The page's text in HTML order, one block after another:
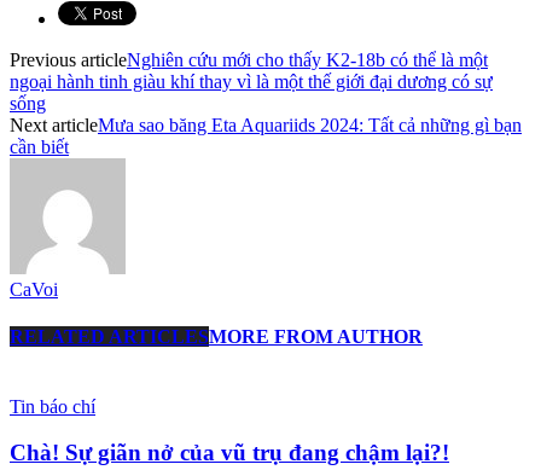
Previous articleNghiên cứu mới cho thấy K2-18b có thể là một
ngoại hành tinh giàu khí thay vì là một thế giới đại dương có sự
sống
Next articleMưa sao băng Eta Aquariids 2024: Tất cả những gì bạn
cần biết
CaVoi
RELATED ARTICLESMORE FROM AUTHOR
Tin báo chí
Chà! Sự giãn nở của vũ trụ đang chậm lại?!